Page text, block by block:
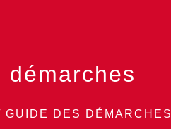
démarches
GUIDE DES DÉMARCHES